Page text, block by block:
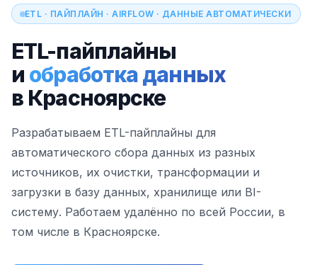
ETL · ПАЙПЛАЙН · AIRFLOW · ДАННЫЕ АВТОМАТИЧЕСКИ
ETL-пайплайны
и обработка данных
в Красноярске
Разрабатываем ETL-пайплайны для
автоматического сбора данных из разных
источников, их очистки, трансформации и
загрузки в базу данных, хранилище или BI-
систему. Работаем удалённо по всей России, в
том числе в Красноярске.